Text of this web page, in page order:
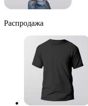
Распродажа